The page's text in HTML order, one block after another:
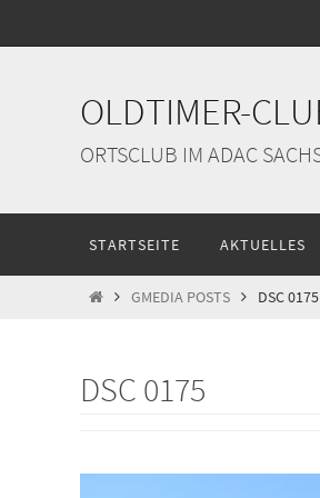
Inhalt
OLDTIMER-
ORTSCLUB IM ADAC
springen
STARTSEITE AKTUELLES
STARTGMEDIA POSTS DSC 0175
DSC 0175